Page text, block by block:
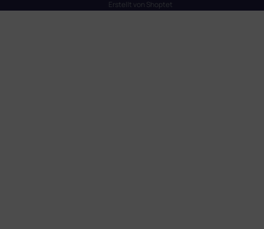
Erstellt von Shoptet